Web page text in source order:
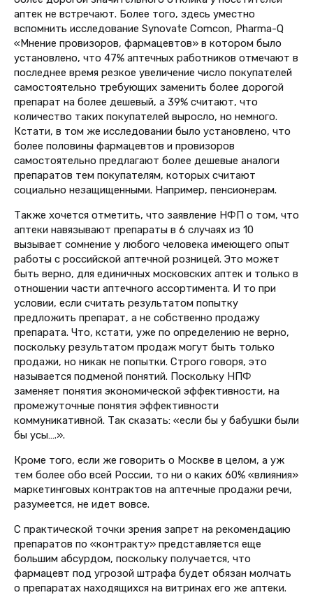
аптек не встречают. Более того, здесь уместно
вспомнить исследование Synovate Comcon, Pharma-Q
«Мнение провизоров, фармацевтов» в котором было
установлено, что 47% аптечных работников отмечают в
последнее время резкое увеличение число покупателей
самостоятельно требующих заменить более дорогой
препарат на более дешевый, а 39% считают, что
количество таких покупателей выросло, но немного.
Кстати, в том же исследовании было установлено, что
более половины фармацевтов и провизоров
самостоятельно предлагают более дешевые аналоги
препаратов тем покупателям, которых считают
социально незащищенными. Например, пенсионерам.
Также хочется отметить, что заявление НФП о том, что
аптеки навязывают препараты в 6 случаях из 10
вызывает сомнение у любого человека имеющего опыт
работы с российской аптечной розницей. Это может
быть верно, для единичных московских аптек и только в
отношении части аптечного ассортимента. И то при
условии, если считать результатом попытку
предложить препарат, а не собственно продажу
препарата. Что, кстати, уже по определению не верно,
поскольку результатом продаж могут быть только
продажи, но никак не попытки. Строго говоря, это
называется подменой понятий. Поскольку НПФ
заменяет понятия экономической эффективности, на
промежуточные понятия эффективности
коммуникативной. Так сказать: «если бы у бабушки были
бы усы….».
Кроме того, если же говорить о Москве в целом, а уж
тем более обо всей России, то ни о каких 60% «влияния»
маркетинговых контрактов на аптечные продажи речи,
разумеется, не идет вовсе.
С практической точки зрения запрет на рекомендацию
препаратов по «контракту» представляется еще
большим абсурдом, поскольку получается, что
фармацевт под угрозой штрафа будет обязан молчать
о препаратах находящихся на витринах его же аптеки.